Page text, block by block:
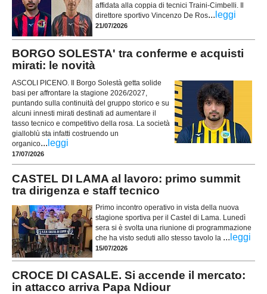
affidata alla coppia di tecnici Traini-Cimbelli. Il
direttore sportivo Vincenzo De Ros... leggi
21/07/2026
BORGO SOLESTA' tra conferme e acquisti
mirati: le novità
ASCOLI PICENO. Il Borgo Solestà getta solide
basi per affrontare la stagione 2026/2027,
puntando sulla continuità del gruppo storico e su
alcuni innesti mirati destinati ad aumentare il
tasso tecnico e competitivo della rosa. La società
gialloblù sta infatti costruendo un
organico... leggi
17/07/2026
CASTEL DI LAMA al lavoro: primo summit
tra dirigenza e staff tecnico
Primo incontro operativo in vista della nuova
stagione sportiva per il Castel di Lama. Lunedì
sera si è svolta una riunione di programmazione
che ha visto seduti allo stesso tavolo la ... leggi
15/07/2026
CROCE DI CASALE. Si accende il mercato:
in attacco arriva Papa Ndiour